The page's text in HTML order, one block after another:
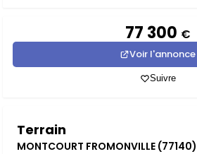
77 300 €
Voir l'annonce
Suivre
Terrain
MONTCOURT FROMONVILLE (77140)